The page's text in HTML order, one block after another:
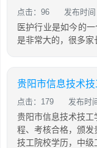
点击：96 发布时
医护行业是如今的
是非常大的，很多
贵阳市信息技术
点击：179 发布时
贵阳市信息技术技
程、考核合格，颁发
技工院校学历，中级